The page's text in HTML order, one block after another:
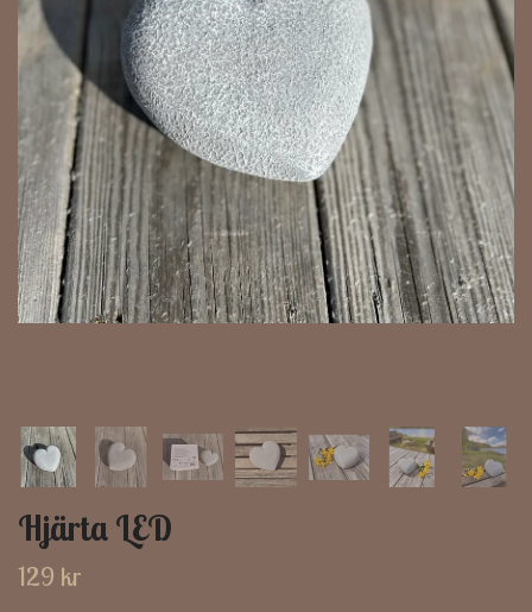
Hjärta LED
129 kr